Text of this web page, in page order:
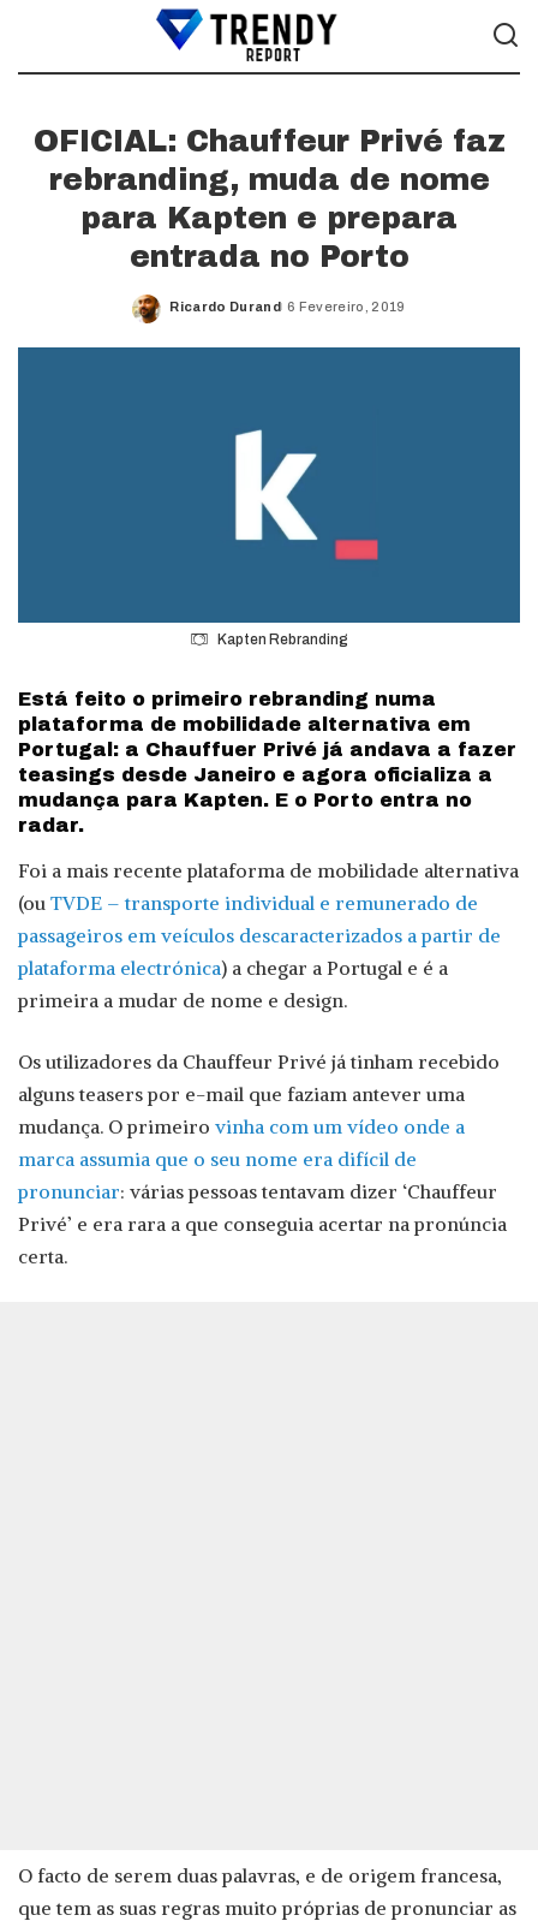
OFICIAL: Chauffeur Privé faz
rebranding, muda de nome
para Kapten e prepara
entrada no Porto
Posted
Ricardo Durand 6 Fevereiro, 2019
Kapten Rebranding
Está feito o primeiro rebranding numa
plataforma de mobilidade alternativa em
Portugal: a Chauffuer Privé já andava a fazer
teasings desde Janeiro e agora oficializa a
mudança para Kapten. E o Porto entra no
radar.
Foi a mais recente plataforma de mobilidade alternativa
(ou TVDE – transporte individual e remunerado de
passageiros em veículos descaracterizados a partir de
plataforma electrónica) a chegar a Portugal e é a
primeira a mudar de nome e design.
Os utilizadores da Chauffeur Privé já tinham recebido
alguns teasers por e-mail que faziam antever uma
mudança. O primeiro vinha com um vídeo onde a
marca assumia que o seu nome era difícil de
pronunciar: várias pessoas tentavam dizer ‘Chauffeur
Privé’ e era rara a que conseguia acertar na pronúncia
certa.
O facto de serem duas palavras, e de origem francesa,
que tem as suas regras muito próprias de pronunciar as